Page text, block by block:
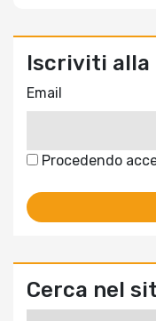
Iscriviti alla
Email
Procedendo
Cerca nel